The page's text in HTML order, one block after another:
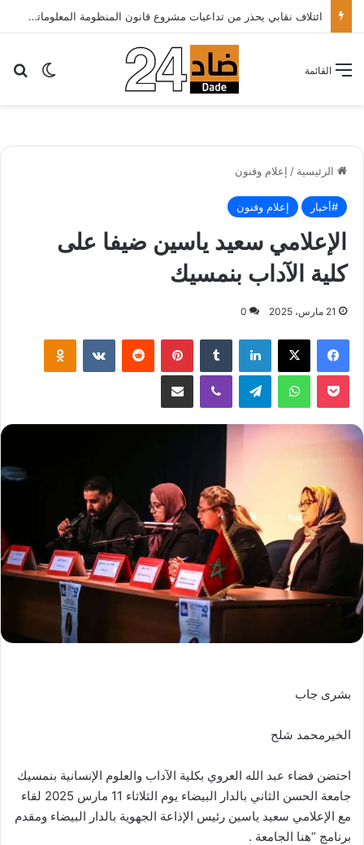
ائتلاف نقابي يحذر من تداعيات مشروع قانون المنظومة المعلوماتية الصحية ويدعو الحكومة إلى إعادة النظر فيه..
الوضع القائمة
الرئيسية / إعلام وفنون
#أخبار إعلام وفنون
الإعلامي سعيد ياسين ضيفا على
كلية الآداب بنمسيك
21 مارس، 2025 0
لينكدإن بينتيريست
‫Pocket واتساب تيلقرام ڤايبر مشاركة عبر البريد
بشرى جاب
الخيرمحمد شلح
احتضن فضاء عبد الله العروي بكلية الآداب والعلوم الإنسانية بنمسيك
جامعة الحسن الثاني بالدار البيضاء يوم الثلاثاء 11 مارس 2025 لقاء
مع الإعلامي سعيد ياسين رئيس الإذاعة الجهوية بالدار البيضاء ومقدم
برنامج “هنا الجامعة .